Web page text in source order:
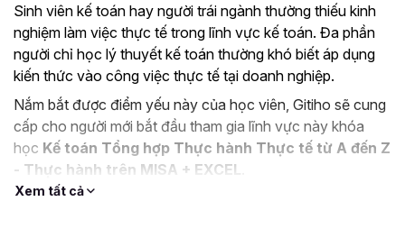
Sinh viên kế toán hay người trái ngành thường thiếu kinh
nghiệm làm việc thực tế trong lĩnh vực kế toán. Đa phần
người chỉ học lý thuyết kế toán thường khó biết áp dụng
kiến thức vào công việc thực tế tại doanh nghiệp.
Nắm bắt được điểm yếu này của học viên, Gitiho sẽ cung
cấp cho người mới bắt đầu tham gia lĩnh vực này khóa
học Kế toán Tổng hợp Thực hành Thực tế từ A đến Z
- Thực hành trên MISA + EXCEL
Mục tiêu khi tham gia khóa
Xem tất cả